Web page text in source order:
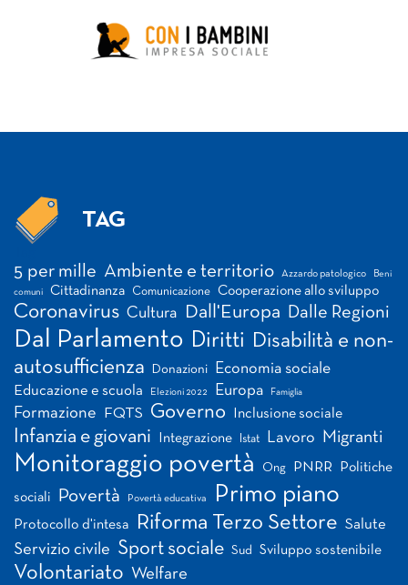
TAG
5 per mille Ambiente e territorio Azzardo patologico Beni
comuni Cittadinanza Comunicazione Cooperazione allo sviluppo
Coronavirus Cultura Dall'Europa Dalle Regioni
Dal Parlamento Diritti Disabilità e non-
autosufficienza
Donazioni Economia sociale
Educazione e scuola Elezioni 2022 Europa Famiglia
Formazione FQTS Governo Inclusione sociale
Infanzia e giovani Integrazione Istat Lavoro Migranti
Monitoraggio povertà Ong PNRR Politiche
sociali Povertà Povertà educativa Primo piano
Protocollo d'intesa Riforma Terzo Settore Salute
Servizio civile Sport sociale Sud Sviluppo sostenibile
Volontariato Welfare